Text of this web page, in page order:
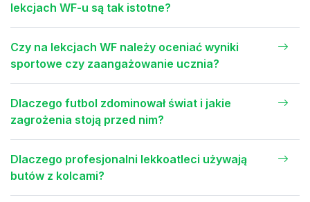
lekcjach WF-u są tak istotne?
Czy na lekcjach WF należy oceniać wyniki
sportowe czy zaangażowanie ucznia?
Dlaczego futbol zdominował świat i jakie
zagrożenia stoją przed nim?
Dlaczego profesjonalni lekkoatleci używają
butów z kolcami?